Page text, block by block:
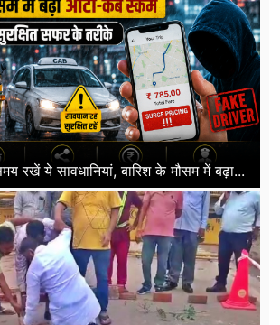
रखें ये सावधानियां, बारिश के मौसम में बढ़ा...